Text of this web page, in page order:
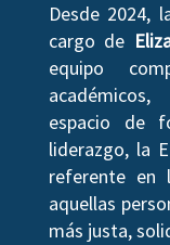
Desde 2024,
cargo de
equipo
espacio de
liderazgo, la
referente en
aquellas
más justa,